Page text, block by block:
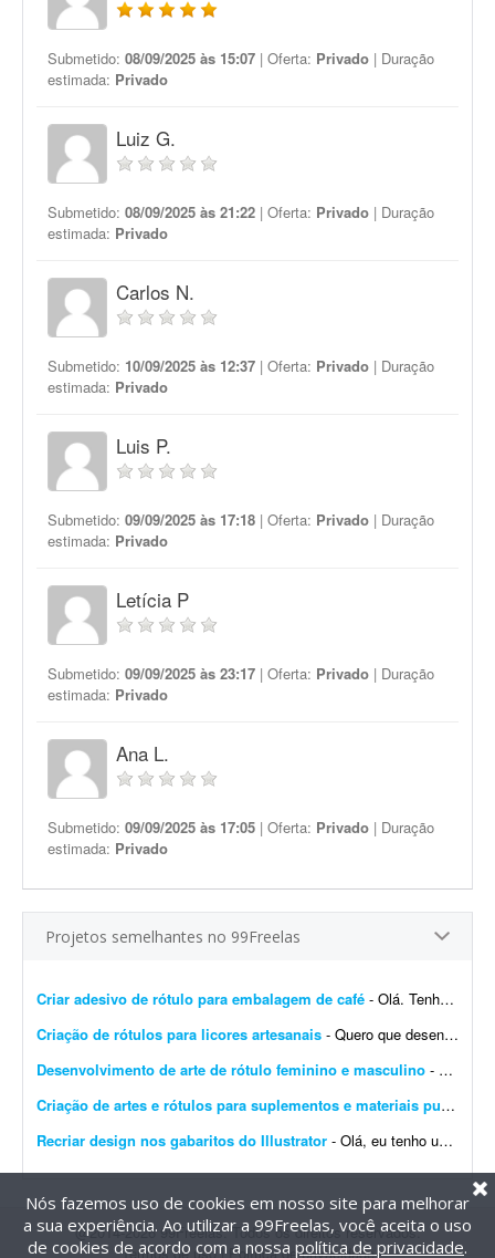
Submetido: 08/09/2025 às 15:07 | Oferta: Privado | Duração
estimada: Privado
Luiz G.
Submetido: 08/09/2025 às 21:22 | Oferta: Privado | Duração
estimada: Privado
Carlos N.
Submetido: 10/09/2025 às 12:37 | Oferta: Privado | Duração
estimada: Privado
Luis P.
Submetido: 09/09/2025 às 17:18 | Oferta: Privado | Duração
estimada: Privado
Letícia P
Submetido: 09/09/2025 às 23:17 | Oferta: Privado | Duração
estimada: Privado
Ana L.
Submetido: 09/09/2025 às 17:05 | Oferta: Privado | Duração
estimada: Privado
Projetos semelhantes no 99Freelas
Criar adesivo de rótulo para embalagem de café - Olá. Tenho toda a ideia na cabeça: imagens, fontes e ilustrações de exemplo, mas preciso montar essa ideia em um rótulo adesivo para embalagem de café com ...
Criação de rótulos para licores artesanais - Quero que desenvolva rótulos para meus licores artesanais e faça uma análise do logotipo para verificar se é necessário melhorar ou não.
Desenvolvimento de arte de rótulo feminino e masculino - O trabalho refere-se ao desenvolvimento de uma arte para rótulo (feminino e masculino), devendo conter os seguintes elementos: -> Logotipo da marca; -> Indicação de volu...
Criação de artes e rótulos para suplementos e materiais publicitários
Recriar design nos gabaritos do Illustrator - Olá, eu tenho uma ideia de design pronta de 3 produtos (criados via IA) e gostaria que essa ideia fosse replicada nos gabaritos do Illustrator que possuo, mantendo a mesma estética em...
@2014-2026 99Freelas. Todos os direitos reservados.
Termos de uso| Política de privacidade
Nós fazemos uso de cookies em nosso site para melhorar
a sua experiência. Ao utilizar a 99Freelas, você aceita o uso
de cookies de acordo com a nossa política de privacidade.